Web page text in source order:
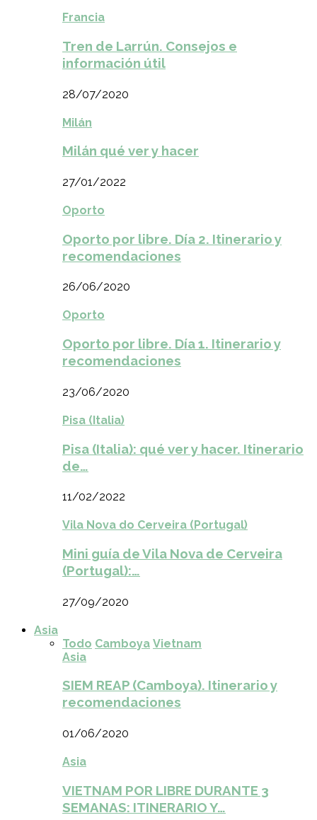
Francia
Tren de Larrún. Consejos e
información útil
28/07/2020
Milán
Milán qué ver y hacer
27/01/2022
Oporto
Oporto por libre. Día 2. Itinerario y
recomendaciones
26/06/2020
Oporto
Oporto por libre. Día 1. Itinerario y
recomendaciones
23/06/2020
Pisa (Italia)
Pisa (Italia): qué ver y hacer. Itinerario
de…
11/02/2022
Vila Nova do Cerveira (Portugal)
Mini guía de Vila Nova de Cerveira
(Portugal):…
27/09/2020
Asia
Todo Camboya Vietnam
Asia
SIEM REAP (Camboya). Itinerario y
recomendaciones
01/06/2020
Asia
VIETNAM POR LIBRE DURANTE 3
SEMANAS: ITINERARIO Y…